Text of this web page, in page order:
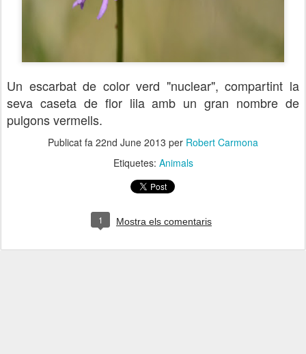
Un escarbat de color verd "nuclear", compartint la
seva caseta de flor lila amb un gran nombre de
pulgons vermells.
Publicat fa 22nd June 2013 per Robert Carmona
Etiquetes: Animals
1 Mostra els comentaris